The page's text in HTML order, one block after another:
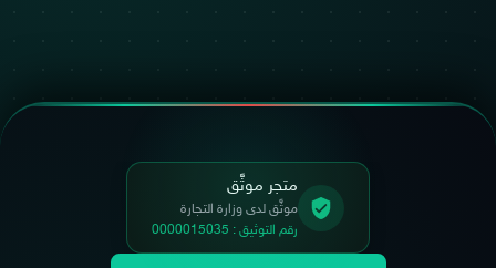
متجر موثَّق
موثَّق لدى وزارة التجارة
رقم التوثيق : 0000015035